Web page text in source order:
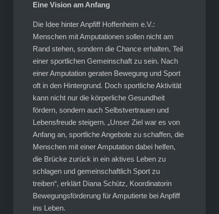
Eine Vision am Anfang
Die Idee hinter Anpfiff Hoffenheim e.V.:
Menschen mit Amputationen sollen nicht am
Rand stehen, sondern die Chance erhalten, Teil
einer sportlichen Gemeinschaft zu sein. Nach
einer Amputation geraten Bewegung und Sport
oft in den Hintergrund. Doch sportliche Aktivität
kann nicht nur die körperliche Gesundheit
fördern, sondern auch Selbstvertrauen und
Lebensfreude steigern. „Unser Ziel war es von
Anfang an, sportliche Angebote zu schaffen, die
Menschen mit einer Amputation dabei helfen,
die Brücke zurück in ein aktives Leben zu
schlagen und gemeinschaftlich Sport zu
treiben“, erklärt Diana Schütz, Koordinatorin
Bewegungsförderung für Amputierte bei Anpfiff
ins Leben.